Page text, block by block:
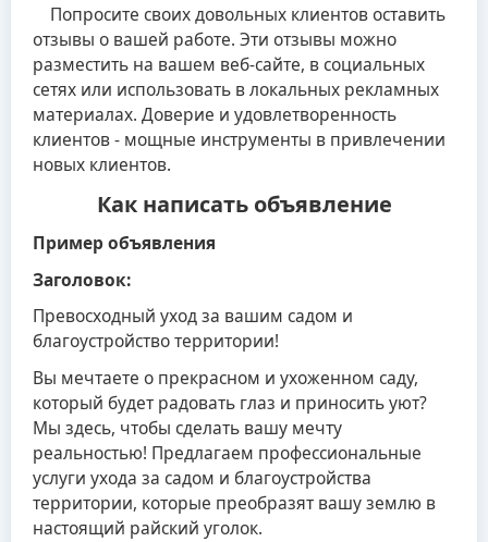
Попросите своих довольных клиентов оставить
отзывы о вашей работе. Эти отзывы можно
разместить на вашем веб-сайте, в социальных
сетях или использовать в локальных рекламных
материалах. Доверие и удовлетворенность
клиентов - мощные инструменты в привлечении
новых клиентов.
Как написать объявление
Пример объявления
Заголовок:
Превосходный уход за вашим садом и
благоустройство территории!
Вы мечтаете о прекрасном и ухоженном саду,
который будет радовать глаз и приносить уют?
Мы здесь, чтобы сделать вашу мечту
реальностью! Предлагаем профессиональные
услуги ухода за садом и благоустройства
территории, которые преобразят вашу землю в
настоящий райский уголок.